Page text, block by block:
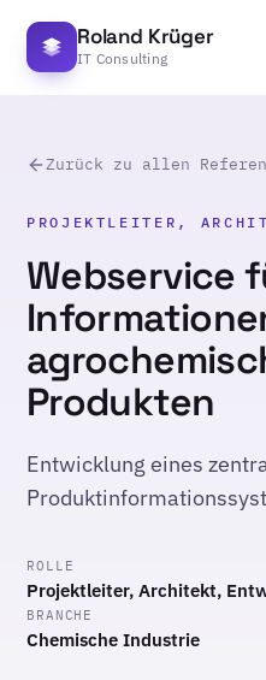
Roland Krüger
IT Consulting
Zurück zu allen
PROJEKTLEITER,
Webservice
Produkten
Entwicklung eines
ROLLE
Projektleiter, Architekt,
BRANCHE
Chemische Industrie